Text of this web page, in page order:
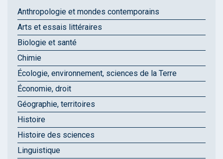
Anthropologie et mondes contemporains
Arts et essais littéraires
Biologie et santé
Chimie
Écologie, environnement, sciences de la Terre
Économie, droit
Géographie, territoires
Histoire
Histoire des sciences
Linguistique